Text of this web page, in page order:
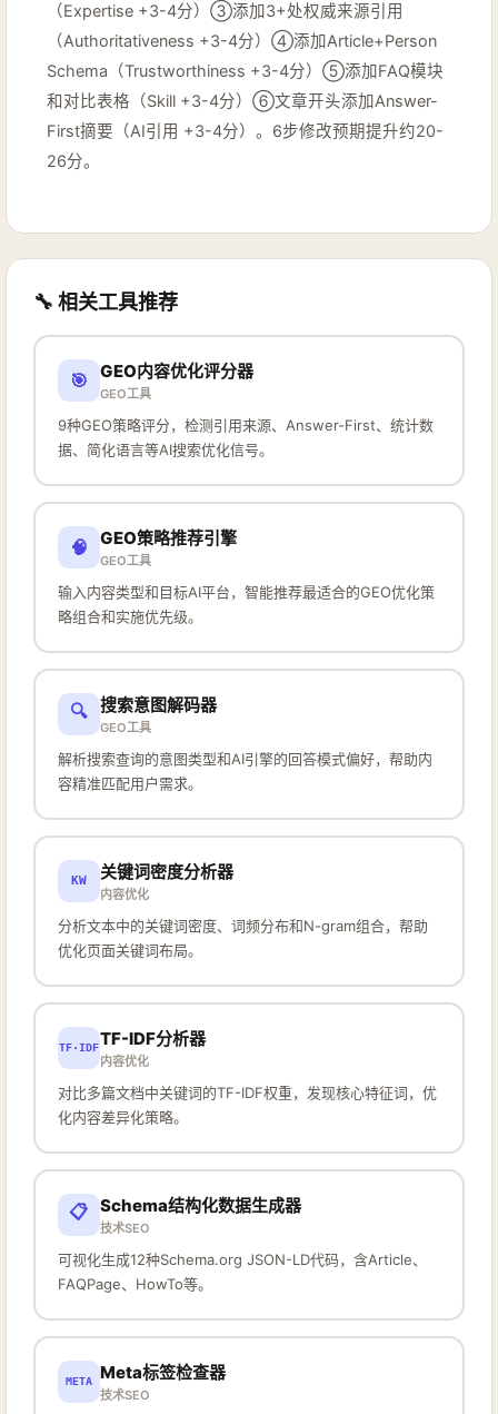
（Expertise +3-4分）③添加3+处权威来源引用
（Authoritativeness +3-4分）④添加Article+Person
Schema（Trustworthiness +3-4分）⑤添加FAQ模块
和对比表格（Skill +3-4分）⑥文章开头添加Answer-
First摘要（AI引用 +3-4分）。6步修改预期提升约20-
26分。
🔧 相关工具推荐
🎯 GEO内容优化评分器
GEO工具
9种GEO策略评分，检测引用来源、Answer-First、统计数
据、简化语言等AI搜索优化信号。
🧠 GEO策略推荐引擎
GEO工具
输入内容类型和目标AI平台，智能推荐最适合的GEO优化策
略组合和实施优先级。
🔍 搜索意图解码器
GEO工具
解析搜索查询的意图类型和AI引擎的回答模式偏好，帮助内
容精准匹配用户需求。
KW 关键词密度分析器
内容优化
分析文本中的关键词密度、词频分布和N-gram组合，帮助
优化页面关键词布局。
TF·IDFTF-IDF分析器
内容优化
对比多篇文档中关键词的TF-IDF权重，发现核心特征词，优
化内容差异化策略。
📋 Schema结构化数据生成器
技术SEO
可视化生成12种Schema.org JSON-LD代码，含Article、
FAQPage、HowTo等。
META Meta标签检查器
技术SEO